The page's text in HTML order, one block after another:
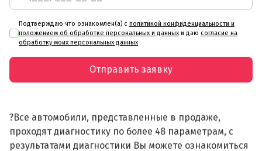
Подтверждаю что ознакомлен(а) с политикой конфиденциальности и
положением об обработке персональных и данных и даю согласие на
обработку моих персональных данных
Отправить заявку
?Все автомобили, представленные в продаже,
проходят диагностику по более 48 параметрам, с
результатами диагностики Вы можете ознакомиться